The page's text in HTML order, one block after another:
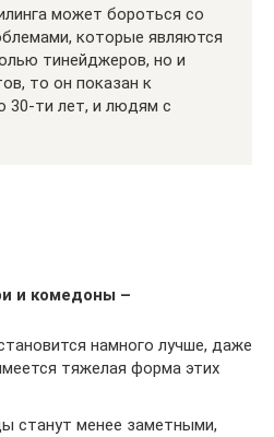
может бороться со
которые являются
тинейджеров, но и
то он показан к
30-ти лет, и людям с
и комедоны –
намного лучше, даже
тяжелая форма этих
станут менее заметными,